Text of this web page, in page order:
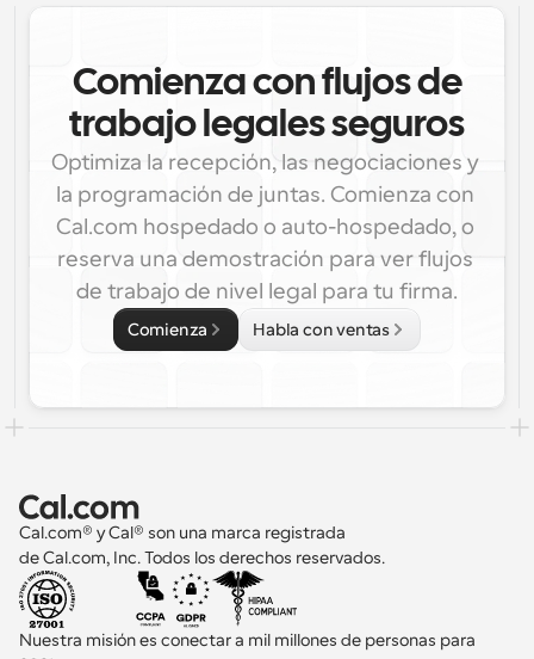
Comienza con flujos de
trabajo legales seguros
Optimiza la recepción, las negociaciones y
la programación de juntas. Comienza con
Cal.com hospedado o auto-hospedado, o
reserva una demostración para ver flujos
de trabajo de nivel legal para tu firma.
Comienza Habla con ventas
Cal.com® y Cal® son una marca registrada
de Cal.com, Inc. Todos los derechos reservados.
Nuestra misión es conectar a mil millones de personas para